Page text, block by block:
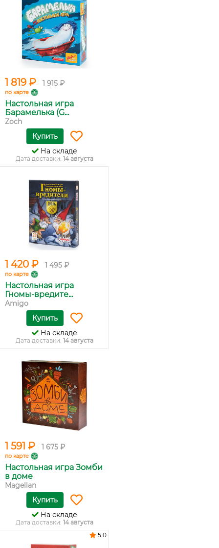
1 819 ₽ 1 915 ₽
по карте
Настольная игра
Барамелька (G...
Zoch
Купить
На складе
Дата доставки: 14 августа
1 420 ₽ 1 495 ₽
по карте
Настольная игра
Гномы-вредите...
Amigo
Купить
На складе
Дата доставки: 14 августа
1 591 ₽ 1 675 ₽
по карте
Настольная игра Зомби
в доме
Magellan
Купить
На складе
Дата доставки: 14 августа
5.0